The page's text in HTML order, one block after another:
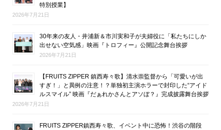
特別授業】
2026年7月21日
30年来の友人・井浦新＆市川実和子が夫婦役に「私たちにしか
出せない空気感」映画『トロフィー』公開記念舞台挨拶
2026年7月21日
【FRUITS ZIPPER 鎮西寿々歌】清水崇監督から「可愛いが出
すぎ！」と異例の注意！？単独初主演ホラーで封印した“アイド
ルスマイル” 映画『だぁれかさんとアソぼ？』完成披露舞台挨拶
2026年7月21日
FRUITS ZIPPER鎮西寿々歌、イベント中に恐怖！渋谷の階段